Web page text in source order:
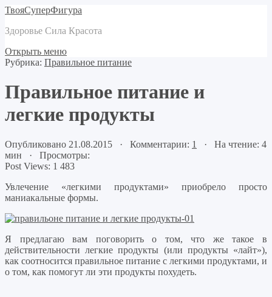
ТвояСуперФигура
Здоровье Сила Красота
Открыть меню
Рубрика: Правильное питание
Правильное питание и
легкие продукты
Опубликовано 21.08.2015 · Комментарии: 1
· На чтение: 4
мин · Просмотры:
Post Views: 1 483
Увлечение «легкими продуктами» приобрело просто
маниакальные формы.
Я предлагаю вам поговорить о том, что же такое в
действительности легкие продукты (или продукты «лайт»),
как соотносится правильное питание с легкими продуктами, и
о том, как помогут ли эти продукты похудеть.